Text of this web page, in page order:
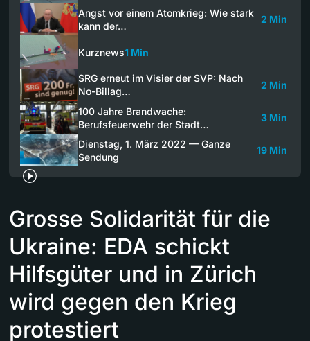
Angst vor einem Atomkrieg: Wie stark
kann der…
2 Min
Kurznews1 Min
SRG erneut im Visier der SVP: Nach
No-Billag…
2 Min
100 Jahre Brandwache:
Berufsfeuerwehr der Stadt…
3 Min
Dienstag, 1. März 2022 — Ganze
Sendung
19 Min
Grosse Solidarität für die
Ukraine: EDA schickt
Hilfsgüter und in Zürich
wird gegen den Krieg
protestiert